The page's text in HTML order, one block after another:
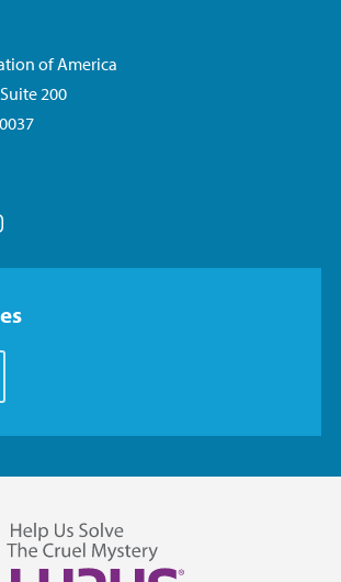
of America
200
on Twitter
us on YouTube